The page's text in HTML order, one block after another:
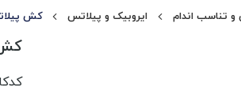
تناسب اندام ایروبیک و پیلاتس کش